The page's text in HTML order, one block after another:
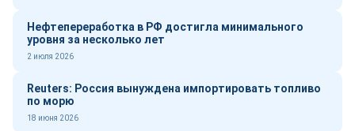
Нефтепереработка в РФ достигла минимального
уровня за несколько лет
2 июля 2026
Reuters: Россия вынуждена импортировать топливо
по морю
18 июня 2026